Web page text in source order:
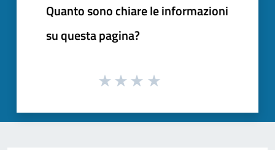
Quanto sono chiare le informazioni
su questa pagina?